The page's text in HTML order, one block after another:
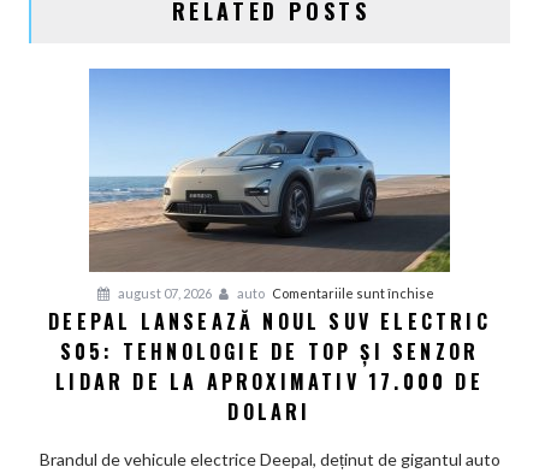
RELATED POSTS
august 07, 2026 auto Comentariile sunt închise
Deepal
lansează
noul
DEEPAL LANSEAZĂ NOUL SUV ELECTRIC
S05: TEHNOLOGIE DE TOP ȘI SENZOR
LIDAR DE LA APROXIMATIV 17.000 DE
DOLARI
Brandul de vehicule electrice Deepal, deținut de gigantul auto